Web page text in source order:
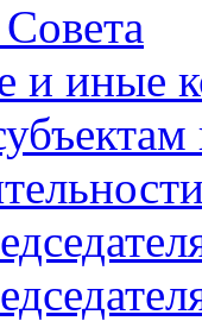
и иные